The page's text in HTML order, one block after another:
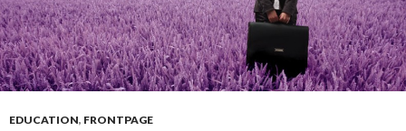
EDUCATION, FRONTPAGE